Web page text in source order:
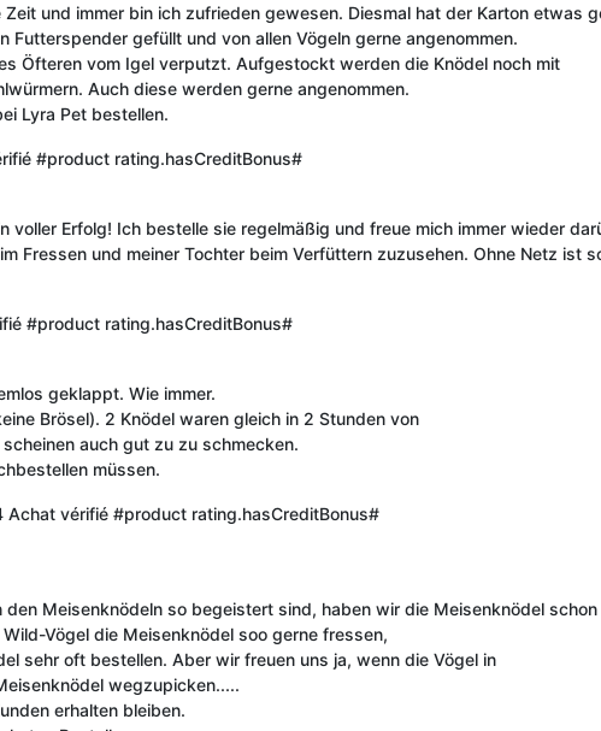
und immer bin ich zufrieden gewesen. Diesmal hat der Karton etwas
Futterspender gefüllt und von allen Vögeln gerne angenommen.
Öfteren vom Igel verputzt. Aufgestockt werden die Knödel noch mit
Auch diese werden gerne angenommen.
Lyra Pet bestellen.
#product rating.hasCreditBonus#
voller Erfolg! Ich bestelle sie regelmäßig und freue mich immer wieder
Fressen und meiner Tochter beim Verfüttern zuzusehen. Ohne Netz
#product rating.hasCreditBonus#
geklappt. Wie immer.
Brösel). 2 Knödel waren gleich in 2 Stunden von
auch gut zu zu schmecken.
müssen.
Achat vérifié #product rating.hasCreditBonus#
Meisenknödeln so begeistert sind, haben wir die Meisenknödel
Vögel die Meisenknödel soo gerne fressen,
sehr oft bestellen. Aber wir freuen uns ja, wenn die Vögel in
wegzupicken.....
erhalten bleiben.